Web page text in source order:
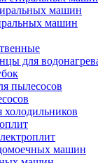
машин
машин
для
пылесосов
машин